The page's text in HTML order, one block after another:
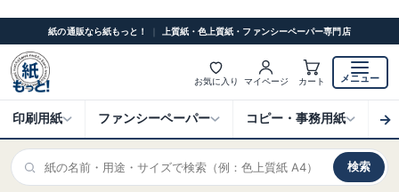
紙の通販なら紙もっと！ ｜ 上質紙・色上質紙・ファンシーペーパー専門店
お気に入り マイページ カート メニュー
印刷用紙 ファンシーペーパー コピー・事務用紙 ク
→
検索